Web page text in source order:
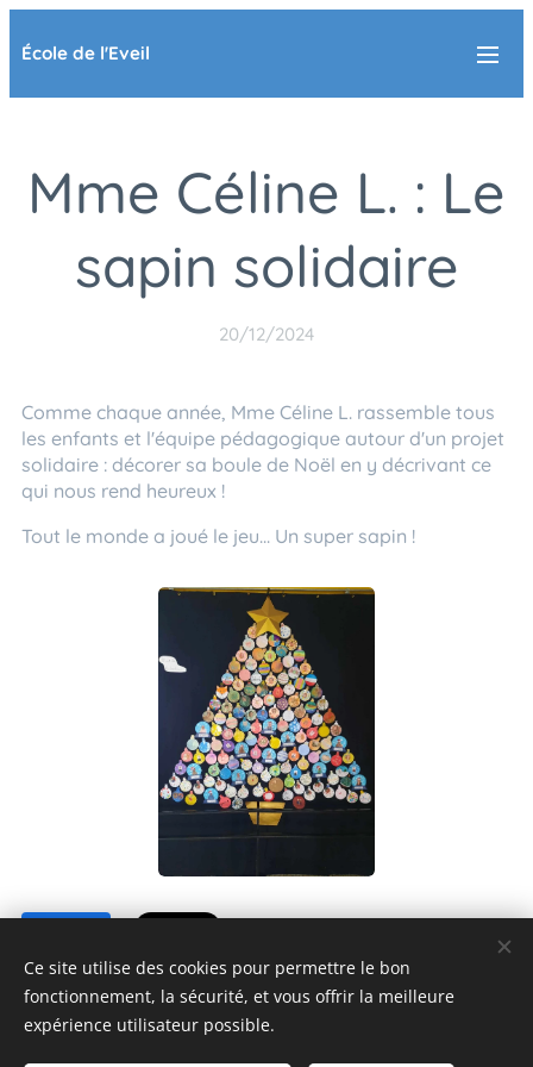
École de l'Eveil
Mme Céline L. : Le
sapin solidaire
20/12/2024
Comme chaque année, Mme Céline L. rassemble tous
les enfants et l'équipe pédagogique autour d'un projet
solidaire : décorer sa boule de Noël en y décrivant ce
qui nous rend heureux !
Tout le monde a joué le jeu... Un super sapin !
Ce site utilise des cookies pour permettre le bon
fonctionnement, la sécurité, et vous offrir la meilleure
expérience utilisateur possible.